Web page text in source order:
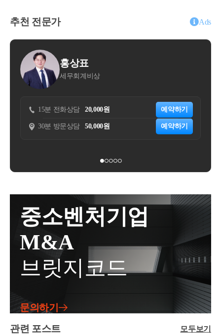
를 조절하는 정도입니다. 반대로 손금에서 말하는 사
다. 그래서 법인은 어떻게 하면 손금을 더 많이 인정받
아 법인세를 줄일지에 몰두합니다. 개인 사업자이면
필요경비를 많이 인정받고자 합니다.​세법의 취지도 이
은 결국 회사를 위태롭게 하고, 피해자를 만들어냅니
다. 일반적으로 인정되는 통상적인 지출이 아니라면,
사회질서를 흔들리게 합니다. 가령 거래를 성사시키려
익관련성이 없는 손금, 그 밖에 정책적 목적상 필요한
것들을 [손금불산입]으로 재차 규정하고 있습니다. 이
책에서는 미술품 도소매업과 관련된 손금항목을 살펴
보겠습니다.​수원지법2017구합67774, 2018.02.13일반적
으로 인정되는 통상적인 비용이라 함은 납세의무자와
같은 종류의 사업을 영위하는 다른 법인도 동일한 상
황 아래에서는 지출하였을 것으로 인정되는 비용을 의
미하고, 그러한 비용에 해당하는지 여부는 지출의 경
위와 목적, 그 형태·액수·효과 등을 종합적으로 고려하
여 판단하여야 하는데, 특별한 사정이 없는 한 사회질
서에 위반하여 지출된 비용은 여기에서 제외된다(대법
원 2009.11.12 선고 2007두12422 판결 참조).(생략) ⑥신
때문인데, 일단 여기서는 넘어갑니다.​부가가치세법에
물적 시설 없이 근로자를 고용하지 아니하고 독립된
자격으로 용역을 공급하고 대가를 받는 인적 용역은
면세됩니다. 이들의 감독 또는 매니저의 경우도 마찬
역의 종류에는 다음이 있습니다. (부가가치세법 제26
조 제1항 제15호, 부가가치세법 시행령 제42조)​개인이
기획재정부령으로 정하는 물적 시설 없이 근로자를 고
용역∙고용관계 없는 사람이 다수인에게 강연을 하고
강연료·강사료 등의 대가를 받는 용역∙개인이 일의 성
과에 따라 수당이나 이와 유사한 성질의 대가를 받는
용역​​부가가치세 면세는 오로지 법에 열거된 것만 가능
하므로 열거되지 않은 내용 중에, 가령 개인 상가임대
사업자가 미술품을 전시할 수 있도록 공간을 임대하는
것(대여 화랑)에 대한 대가는 과세됩니다. 이것은 예술
창작품 공급 또는 인적용역 공급이 아니기 때문입니
다.​부가46015-1004, 1994.05.2화랑을 경영하는 자가 작
가 또는 예술창작품의 소유자로부터 당해 예술창작품
의 판매를 위탁받아 동 예술창작품을 판매하여 주고
시장이라고 합니다. 김정환 저자님의 [샐러리맨 아트
컬렉터]에 의하면 이미 검증된 작품이 나오는 2차 시장
에 비해 1차 시장에서는 작가 역량이나 작품 가치를 정
확하게 판단하기가 어렵습니다. 그래서 1차 시장에서
는 컬렉터들이 미술시장에서 명성이 높은 아트 딜러와
갤러리스트의 안목을 신뢰하며 구매를 결정하게 됩니
다. 따라서 갤러리스트와 아트 딜러의 역할이 매우 중
요합니다. 갤러리스트는 갤러리라는 공간을 기초로 전
속 작가를 홍보하고 전시를 기획하여 작품의 매매를
성사시키는 사람들을 말합니다. 아트딜러도 작가를 키
중요하지는 않습니다. 보석 같은 작가를 발굴하고, 작
는 어떤 갤러리스트나 딜러를 만나느냐에 따라 운명까
지 달라진다고 할 수 있습니다. 예를 들어 데미안 허스
트(Damien Hirst)를 스타로 만든 것은 갤러리스트 찰스
사치(Charles Saatchi)라는 말이 있을 정도입니다. 반대
로 갤러리스트나 아트딜러에게도 어떤 작가를 만나는
지는 중요한 문제입니다. 그들은 작가의 작품이 팔리
기 전까지 작품 유지비, 보험료, 임차료, 인건비, 아트
페어 참가비 등 막대한 경비를 지출합니다. 제대로 된
안목과 실력이 없는 갤러리스트나 아트딜러는 시간과
돈만 허비하고 작품 매매를 성사시키지 못해 도태됩니
다. 그러니까 작가와 갤러리스트, 아트딜러는 공생관
추천 전문가 Ads
예약하기
예약하기
15분 전화상담 33,000원
30분 방문상담 110,000원
중소벤처기업
M&A
브릿지코드
문의하기
관련 포스트
모두보기